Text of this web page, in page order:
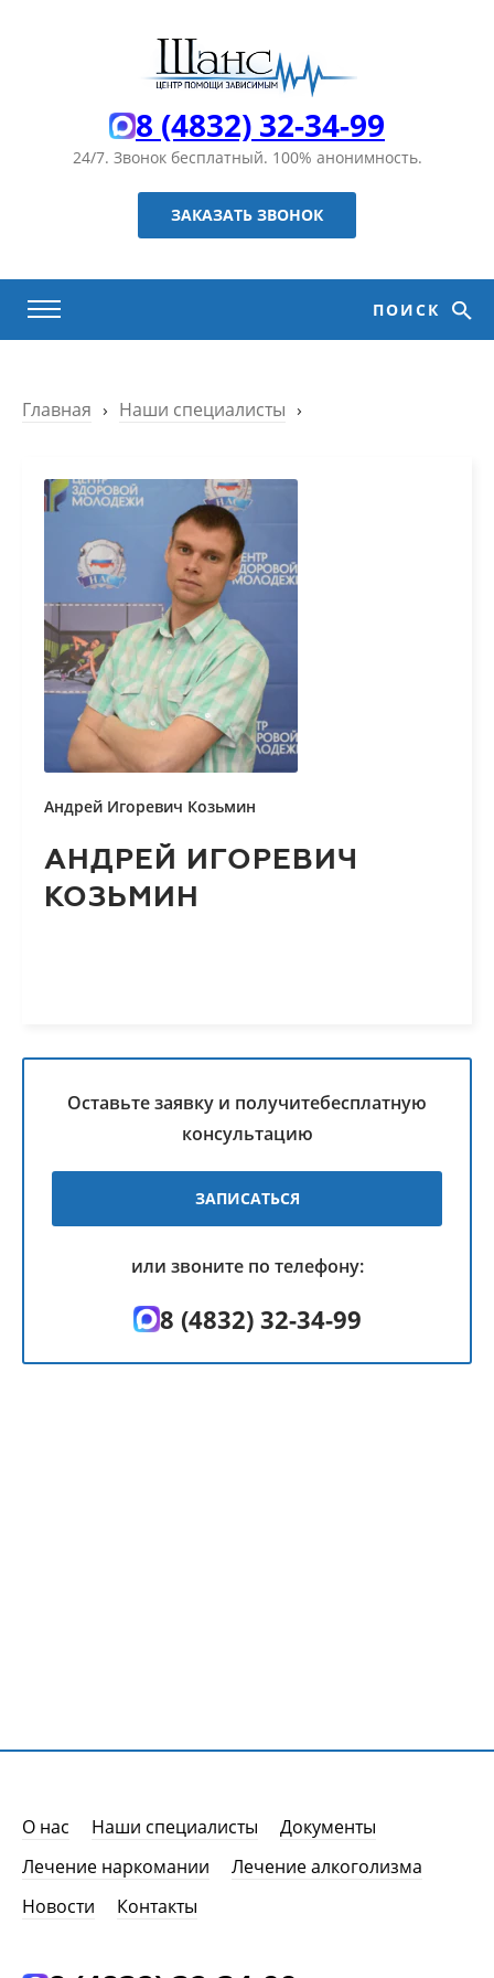
8 (4832) 32-34-99
24/7. Звонок бесплатный. 100% анонимность.
ЗАКАЗАТЬ ЗВОНОК
ПОИСК
Главная › Наши специалисты ›
Андрей Игоревич Козьмин
АНДРЕЙ ИГОРЕВИЧ
КОЗЬМИН
Оставьте заявку и получитебесплатную
консультацию
ЗАПИСАТЬСЯ
или звоните по телефону:
8 (4832) 32-34-99
О нас Наши специалисты
Документы
Лечение наркомании
Лечение алкоголизма
Новости
Контакты